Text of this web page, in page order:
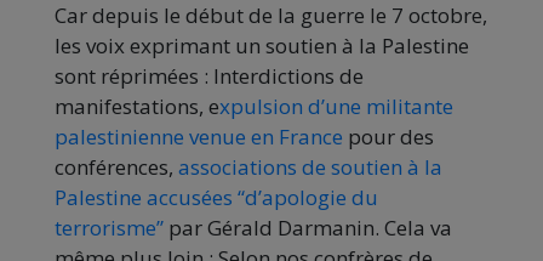
Car depuis le début de la guerre le 7 octobre,
les voix exprimant un soutien à la Palestine
sont réprimées : Interdictions de
manifestations, expulsion d’une militante
palestinienne venue en France pour des
conférences, associations de soutien à la
Palestine accusées “d’apologie du
terrorisme” par Gérald Darmanin. Cela va